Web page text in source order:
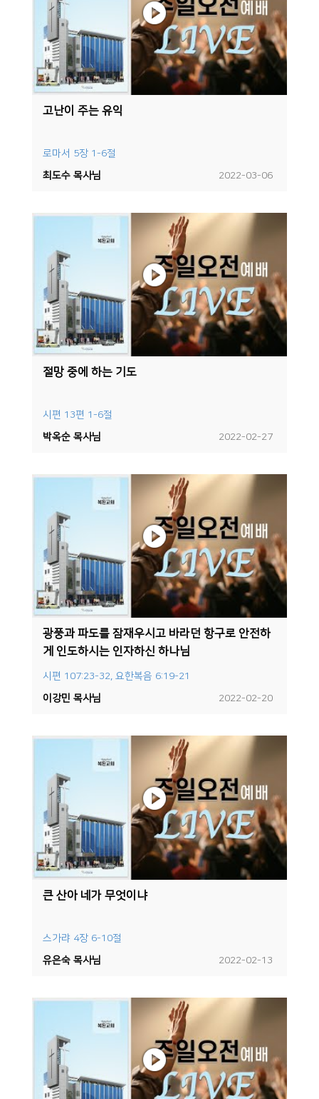
고난이 주는 유익
로마서 5장 1-6절
2022-03-06
최도수 목사님
절망 중에 하는 기도
시편 13편 1-6절
2022-02-27
박옥순 목사님
광풍과 파도를 잠재우시고 바라던 항구로 안전하
게 인도하시는 인자하신 하나님
시편 107:23-32, 요한복음 6:19-21
2022-02-20
이강민 목사님
큰 산아 네가 무엇이냐
스가랴 4장 6-10절
2022-02-13
유은숙 목사님